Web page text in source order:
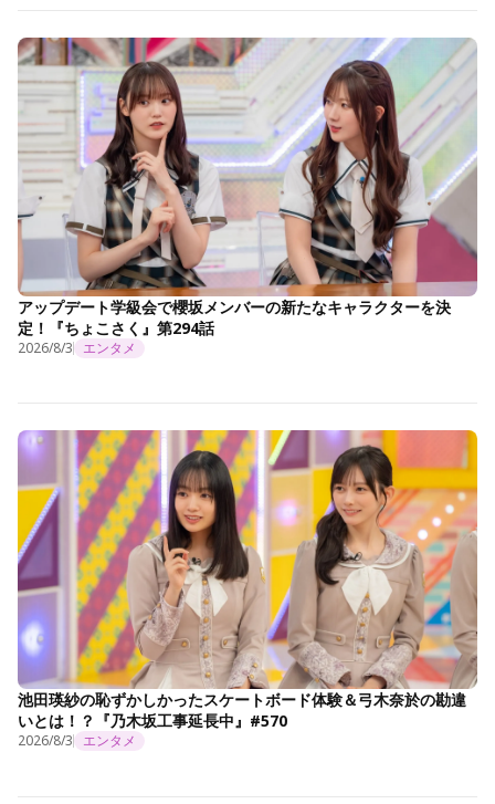
アップデート学級会で櫻坂メンバーの新たなキャラクターを決
定！『ちょこさく』第294話
2026/8/3 エンタメ
池田瑛紗の恥ずかしかったスケートボード体験＆弓木奈於の勘違
いとは！？『乃木坂工事延長中』#570
2026/8/3 エンタメ